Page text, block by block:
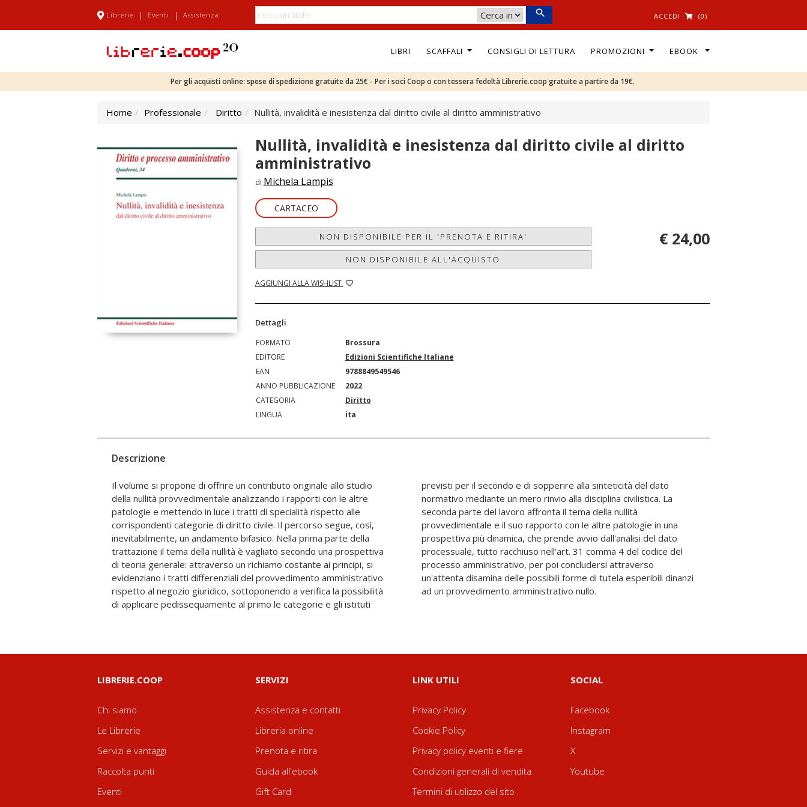
Librerie | Eventi | Assistenza ACCEDI (0)
LIBRI SCAFFALI CONSIGLI DI LETTURA PROMOZIONI EBOOK
Per gli acquisti online: spese di spedizione gratuite da 25€ - Per i soci Coop o con tessera fedeltà Librerie.coop gratuite a partire da 19€.
Home Professionale Diritto Nullità, invalidità e inesistenza dal diritto civile al diritto amministrativo
Nullità, invalidità e inesistenza dal diritto civile al diritto
amministrativo
di Michela Lampis
CARTACEO
NON DISPONIBILE PER IL 'PRENOTA E RITIRA'
NON DISPONIBILE ALL'ACQUISTO
AGGIUNGI ALLA WISHLIST
€ 24,00
Dettagli
FORMATO
Brossura
EDITORE
Edizioni Scientifiche Italiane
EAN
9788849549546
ANNO PUBBLICAZIONE
2022
CATEGORIA
Diritto
LINGUA
ita
Descrizione
Il volume si propone di offrire un contributo originale allo studio
della nullità provvedimentale analizzando i rapporti con le altre
patologie e mettendo in luce i tratti di specialità rispetto alle
corrispondenti categorie di diritto civile. Il percorso segue, così,
inevitabilmente, un andamento bifasico. Nella prima parte della
trattazione il tema della nullità è vagliato secondo una prospettiva
di teoria generale: attraverso un richiamo costante ai principi, si
evidenziano i tratti differenziali del provvedimento amministrativo
rispetto al negozio giuridico, sottoponendo a verifica la possibilità
di applicare pedissequamente al primo le categorie e gli istituti
previsti per il secondo e di sopperire alla sinteticità del dato
normativo mediante un mero rinvio alla disciplina civilistica. La
seconda parte del lavoro affronta il tema della nullità
provvedimentale e il suo rapporto con le altre patologie in una
prospettiva più dinamica, che prende avvio dall'analisi del dato
processuale, tutto racchiuso nell'art. 31 comma 4 del codice del
processo amministrativo, per poi concludersi attraverso
un'attenta disamina delle possibili forme di tutela esperibili dinanzi
ad un provvedimento amministrativo nullo.
LIBRERIE.COOP
Chi siamo
Le Librerie
Servizi e vantaggi
Raccolta punti
Eventi
SERVIZI
Assistenza e contatti
Libreria online
Prenota e ritira
Guida all'ebook
Gift Card
LINK UTILI
Privacy Policy
Cookie Policy
Privacy policy eventi e fiere
Condizioni generali di vendita
Termini di utilizzo del sito
SOCIAL
Facebook
Instagram
X
Youtube